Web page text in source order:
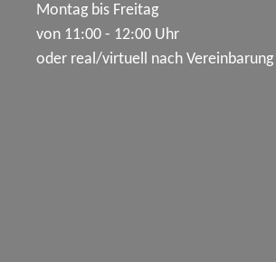
Montag bis Freitag
von 11:00 - 12:00 Uhr
oder real/virtuell nach Vereinbarung